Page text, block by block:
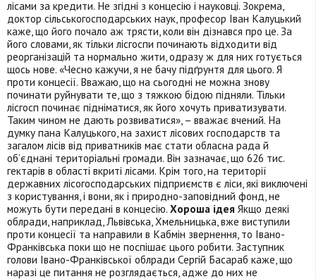
лісами за кредити. Не згідні з концесію і науковці. Зокрема,
доктор сільськогосподарських наук, професор Іван Калуцький
каже, що його почало аж трясти, коли він дізнався про це. За
його словами, як тільки лісгоспи починають відходити від
реорганізацій та нормально жити, одразу ж для них готується
щось нове. «Чесно кажучи, я не бачу підґрунтя для цього. Я
проти концесії. Вважаю, що на сьогодні не можна знову
починати руйнувати те, що з тяжкою бідою підняли. Тільки
лісгосп починає підніматися, як його хочуть приватизувати.
Таким чином не дають розвиватися», – вважає вчений. На
думку пана Калуцького, на захист лісових господарств та
загалом лісів від приватників має стати обласна рада й
об’єднані територіальні громади. Він зазначає, що 626 тис.
гектарів в області вкриті лісами. Крім того, на території
державних лісогосподарських підприємств є ліси, які виключені
з користування, і вони, як і природно-заповідний фонд, не
можуть бути передані в концесію. Хороша ідея Якщо деякі
облради, наприклад, Львівська, Хмельницька, вже виступили
проти концесії та направили в Кабмін звернення, то Івано-
Франківська поки що не поспішає цього робити. Заступник
голови Івано-Франківської облради Сергій Басараб каже, що
наразі це питання не розглядається, адже до них не